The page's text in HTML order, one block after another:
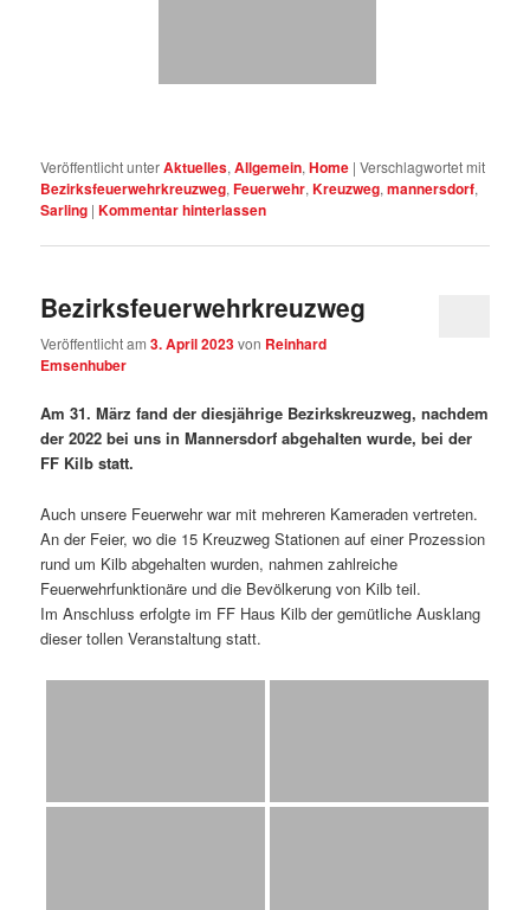
Veröffentlicht unterAktuelles,Allgemein,Home |Verschlagwortet mit
Bezirksfeuerwehrkreuzweg,Feuerwehr,Kreuzweg,mannersdorf,
Sarling |Kommentar hinterlassen
Bezirksfeuerwehrkreuzweg
Veröffentlicht am3. April 2023von Reinhard
Emsenhuber
Am 31. März fand der diesjährige Bezirkskreuzweg, nachdem
der 2022 bei uns in Mannersdorf abgehalten wurde, bei der
FF Kilb statt.
Auch unsere Feuerwehr war mit mehreren Kameraden vertreten.
An der Feier, wo die 15 Kreuzweg Stationen auf einer Prozession
rund um Kilb abgehalten wurden, nahmen zahlreiche
Feuerwehrfunktionäre und die Bevölkerung von Kilb teil.
Im Anschluss erfolgte im FF Haus Kilb der gemütliche Ausklang
dieser tollen Veranstaltung statt.